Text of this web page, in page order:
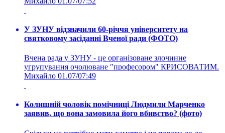
У ЗУНУ відзначили 60-річчя університету на
святковому засіданні Вченої ради (ФОТО)
Вчена рада у ЗУНУ - це організоване злочинне
угрупування очолюване "професором" КРИСОВАТИМ.
Михайло 01.07/07:49
Колишній чоловік помічниці Людмили Марченко
заявив, що вона замовила його вбивство? (фото)